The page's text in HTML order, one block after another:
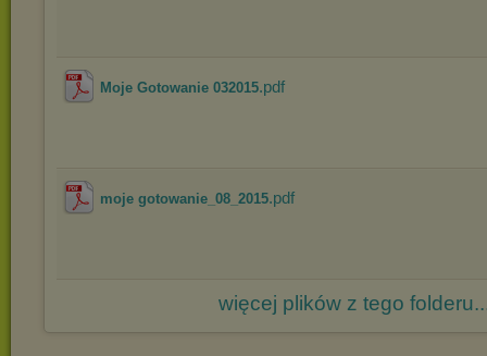
Moje Gotowanie 032015.pdf
moje gotowanie_08_2015.pdf
więcej plików z tego